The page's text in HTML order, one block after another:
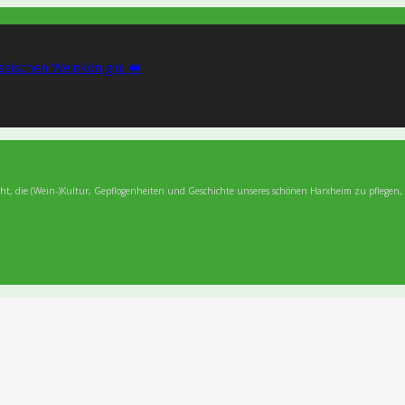
Weinkönigin! 👑
die (Wein-)Kultur, Gepflogenheiten und Geschichte unseres schönen Harxheim zu